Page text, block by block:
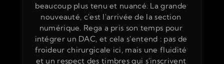
beaucoup plus tenu et nuancé. La grande
nouveauté, c'est l'arrivée de la section
numérique. Rega a pris son temps pour
intégrer un DAC, et cela s'entend : pas de
froideur chirurgicale ici, mais une fluidité
et un respect des timbres qui s'inscrivent